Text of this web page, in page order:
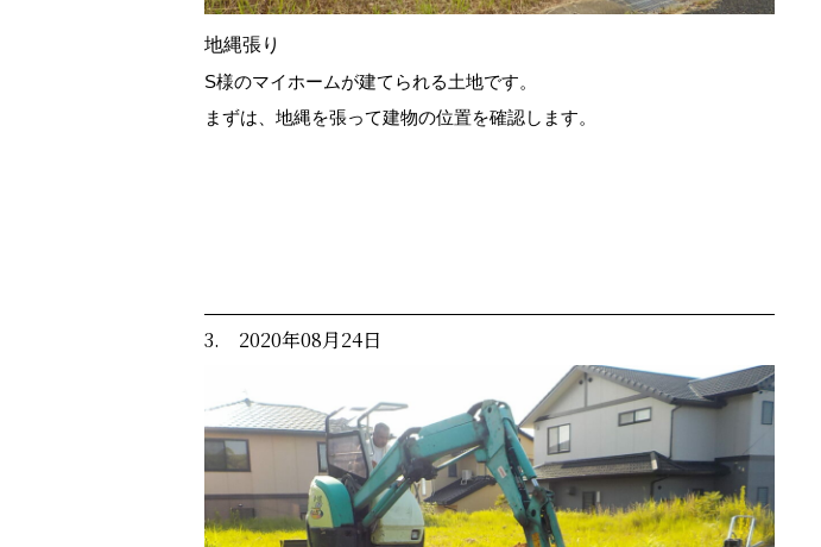
地縄張り
S様のマイホームが建てられる土地です。
まずは、地縄を張って建物の位置を確認します。
3. 2020年08月24日